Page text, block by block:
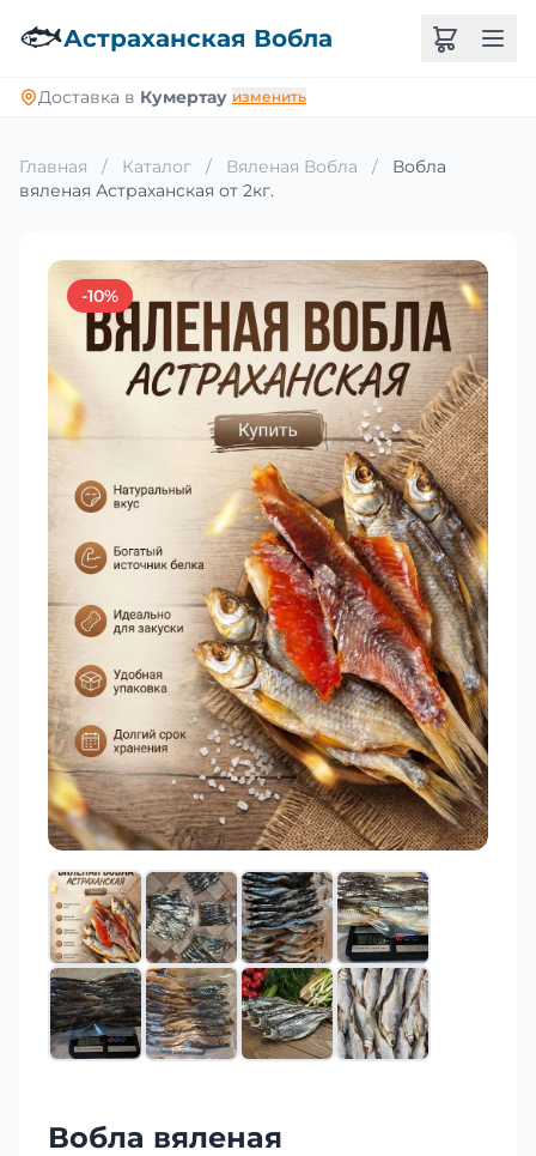
🐟Астраханская Вобла
Доставка в Кумертау изменить
Главная / Каталог / Вяленая Вобла /
Вобла
вяленая Астраханская от 2кг.
-10%
Вобла вяленая